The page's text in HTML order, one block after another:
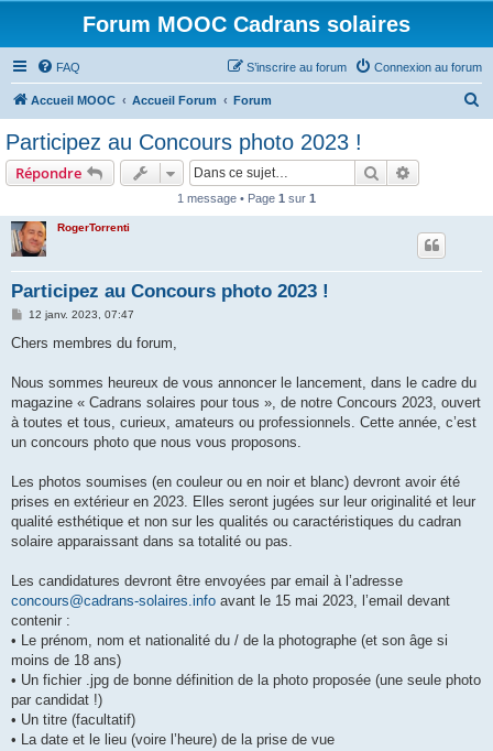
Forum MOOC Cadrans solaires
FAQ Connexion au forum
S’inscrire au forum
Accueil MOOC Accueil Forum Forum
Participez au Concours photo 2023 !
Répondre Rechercher
1 message • Page 1 sur 1
RogerTorrenti
Participez au Concours photo 2023 !
M
s
g
12 janv. 2023, 07:47
Chers membres du forum,
Nous sommes heureux de vous annoncer le lancement, dans le cadre du
magazine « Cadrans solaires pour tous », de notre Concours 2023, ouvert
à toutes et tous, curieux, amateurs ou professionnels. Cette année, c’est
un concours photo que nous vous proposons.
Les photos soumises (en couleur ou en noir et blanc) devront avoir été
prises en extérieur en 2023. Elles seront jugées sur leur originalité et leur
qualité esthétique et non sur les qualités ou caractéristiques du cadran
solaire apparaissant dans sa totalité ou pas.
Les candidatures devront être envoyées par email à l’adresse
concours@cadrans-solaires.info avant le 15 mai 2023, l’email devant
contenir :
• Le prénom, nom et nationalité du / de la photographe (et son âge si
moins de 18 ans)
• Un fichier .jpg de bonne définition de la photo proposée (une seule photo
par candidat !)
• Un titre (facultatif)
• La date et le lieu (voire l’heure) de la prise de vue